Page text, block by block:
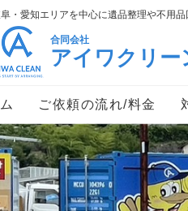
・愛知エリアを中心に遺品整理や不用
合同会社
アイワクリー
ご依頼の流れ/料金